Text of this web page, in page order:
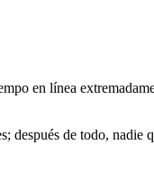
en línea
después de todo, nadie